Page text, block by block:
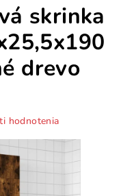
košík
skrinka
drevo
hodnotenia